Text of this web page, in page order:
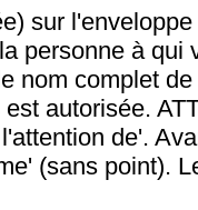
sur
personne à qui
nom complet
autorisée.
de'.
(sans point).